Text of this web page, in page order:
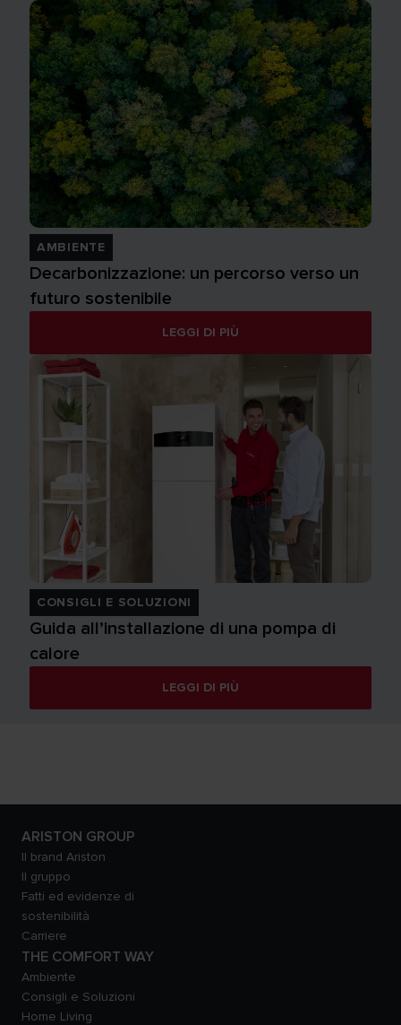
AMBIENTE
Decarbonizzazione: un percorso verso un
futuro sostenibile
LEGGI DI PIÙ
CONSIGLI E SOLUZIONI
Guida all’installazione di una pompa di
calore
LEGGI DI PIÙ
ARISTON GROUP
Il brand Ariston
Il gruppo
Fatti ed evidenze di
sostenibilità
Carriere
THE COMFORT WAY
Ambiente
Consigli e Soluzioni
Home Living